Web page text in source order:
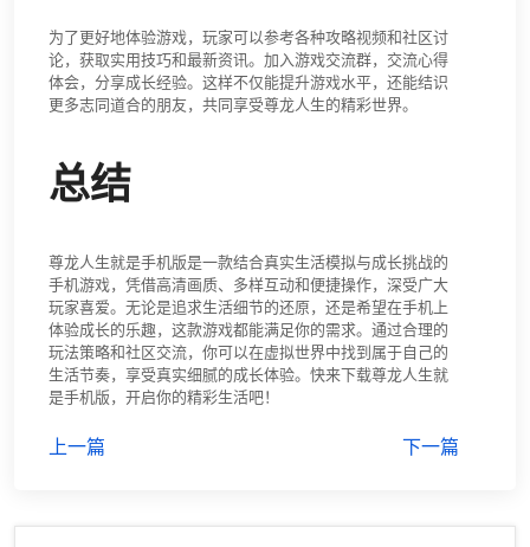
为了更好地体验游戏，玩家可以参考各种攻略视频和社区讨
论，获取实用技巧和最新资讯。加入游戏交流群，交流心得
体会，分享成长经验。这样不仅能提升游戏水平，还能结识
更多志同道合的朋友，共同享受尊龙人生的精彩世界。
总结
尊龙人生就是手机版是一款结合真实生活模拟与成长挑战的
手机游戏，凭借高清画质、多样互动和便捷操作，深受广大
玩家喜爱。无论是追求生活细节的还原，还是希望在手机上
体验成长的乐趣，这款游戏都能满足你的需求。通过合理的
玩法策略和社区交流，你可以在虚拟世界中找到属于自己的
生活节奏，享受真实细腻的成长体验。快来下载尊龙人生就
是手机版，开启你的精彩生活吧！
上一篇 下一篇